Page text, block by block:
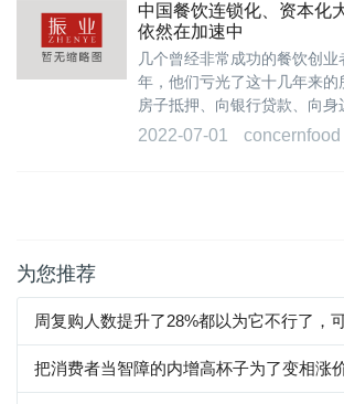
中国餐饮连锁化、资本化
依然在加速中
几个曾经非常成功的餐饮创
年，他们亏光了这十几年来
房子抵押、向银行贷款、向身
向员工借款，已经负债累累；
2022-07-01 concernfood
为您推荐
周复购人数提升了28%都以为它不行了，
把消费者当智障的内增高杯子为了变相涨